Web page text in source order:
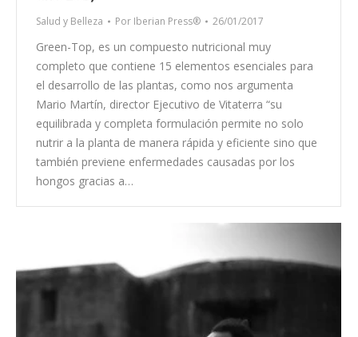
Salud y Belleza Por Iberian Press® 26/01/2017
Green-Top, es un compuesto nutricional muy
completo que contiene 15 elementos esenciales para
el desarrollo de las plantas, como nos argumenta
Mario Martín, director Ejecutivo de Vitaterra “su
equilibrada y completa formulación permite no solo
nutrir a la planta de manera rápida y eficiente sino que
también previene enfermedades causadas por los
hongos gracias a…